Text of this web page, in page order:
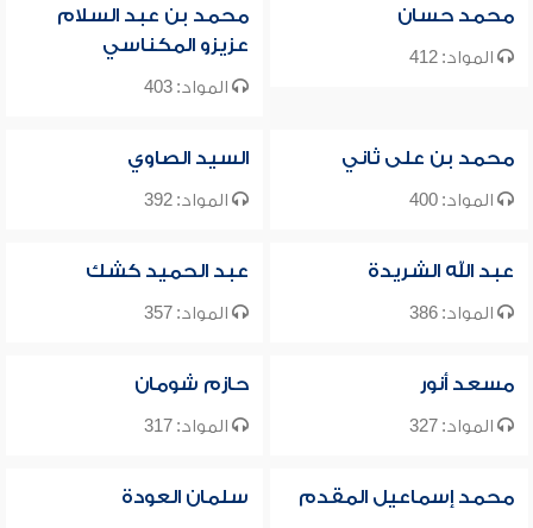
محمد حسان
المواد: 412
محمد بن عبد السلام
عزيزو المكناسي
المواد: 403
محمد بن على ثاني
المواد: 400
السيد الصاوي
المواد: 392
عبد الله الشريدة
المواد: 386
عبد الحميد كشك
المواد: 357
مسعد أنور
المواد: 327
حازم شومان
المواد: 317
محمد إسماعيل المقدم سلمان العودة